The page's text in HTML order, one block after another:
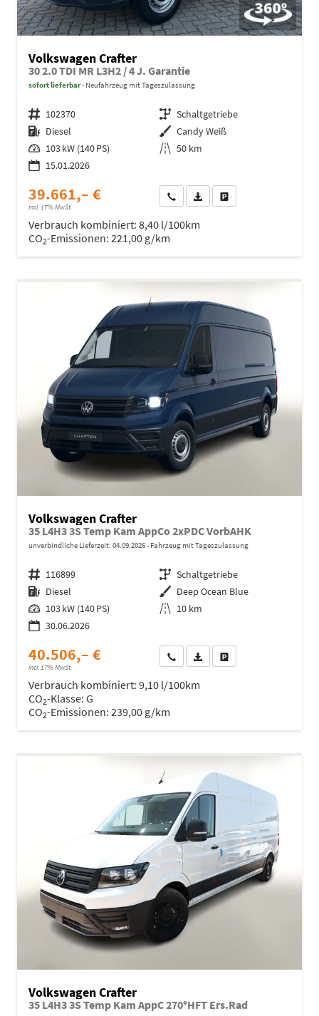
Volkswagen Crafter
30 2.0 TDI MR L3H2 / 4 J. Garantie
sofort lieferbar Neufahrzeug mit Tageszulassung
Fahrzeugnr. 102370 Getriebe Schaltgetriebe
Kraftstoff Diesel Außenfarbe Candy Weiß
Leistung 103 kW (140 PS) Kilometerstand 50 km
15.01.2026
39.661,– €
incl. 17% MwSt.
Wir rufen Sie anFahrzeugexposé (PDF)
Verbrauch kombiniert: 8,40 l/100km
CO2-Emissionen: 221,00 g/km
Volkswagen Crafter
35 L4H3 3S Temp Kam AppCo 2xPDC VorbAHK
unverbindliche Lieferzeit: 04.09.2026 Fahrzeug mit Tageszulassung
Fahrzeugnr. 116899 Getriebe Schaltgetriebe
Kraftstoff Diesel Außenfarbe Deep Ocean Blue
Leistung 103 kW (140 PS) Kilometerstand 10 km
30.06.2026
40.506,– €
incl. 17% MwSt.
Wir rufen Sie anFahrzeugexposé (PDF)
Verbrauch kombiniert: 9,10 l/100km
CO2-Klasse: G
CO2-Emissionen: 239,00 g/km
Volkswagen Crafter
35 L4H3 3S Temp Kam AppC 270°HFT Ers.Rad